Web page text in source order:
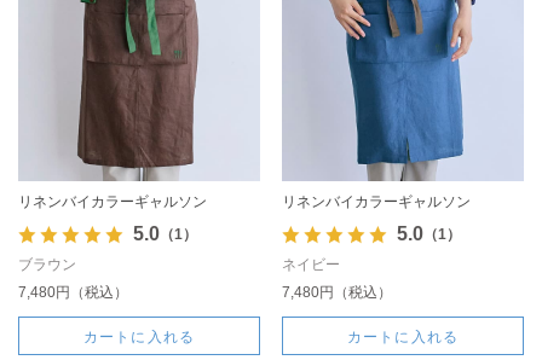
リネンバイカラーギャルソン
5.0（1）
ブラウン
7,480円（税込）
カートに入れる
リネンバイカラーギャルソン
5.0（1）
ネイビー
7,480円（税込）
カートに入れる